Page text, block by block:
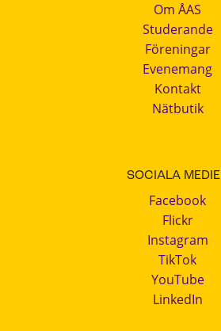
Om ÅAS
Studerande
Föreningar
Evenemang
Kontakt
Nätbutik
SOCIALA
Facebook
Flickr
Instagram
TikTok
YouTube
LinkedIn